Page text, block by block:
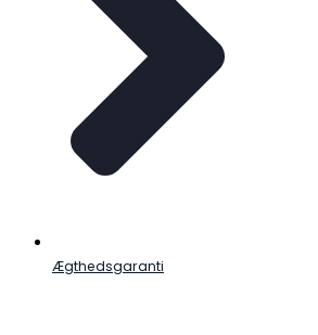
Ægthedsgaranti